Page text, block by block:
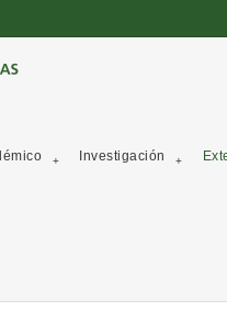
Investigación